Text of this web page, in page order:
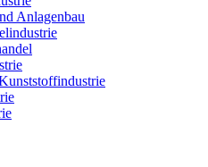
Anlagenbau